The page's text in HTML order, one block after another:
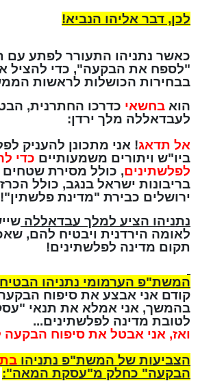
לכן, דבר אליהו הנביא!
כאשר נתניהו התעורר לפתע עם
"לספח את הבקעה", כדי להציל
בבחירות הכושלות לראשות
הוא בחשאי כדרכו החתרנית,
לעבדאללה מלך ירדן:
אל תדאג! אני מתכונן להעניק
ביו"ש ויתורים משמעותיים כדי
לפלשתינים, כולל מסירת
בריבונות ישראל בנגב, כולל
ירושלים כבירת "מדינת פלשתין"!
נתניהו הציע למלך עבדאללה
לאומה הירדנית ויבטיח להם,
תקום מדינה לפלשתינים!
המשת"פ הערמומי נתניהו
קודם אני אבצע את סיפוח
בהמשך, אני אמלא את תנאי
לטובת מדינה לפלשתינים...
ואז, אני אבטל את סיפוח הבקעה
הצביעות של המשת"פ נתניהו
הבקעה" כחלק מ"עסקת המאה":